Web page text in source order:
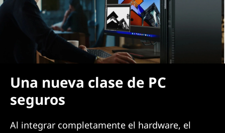
Una nueva clase de PC
seguros
Al integrar completamente el hardware, el